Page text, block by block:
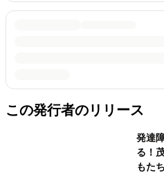
この発行者のリリース
発達
る！
もた